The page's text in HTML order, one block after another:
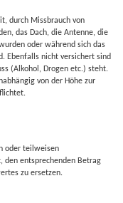
durch Missbrauch von
das Dach, die Antenne, die
oder während sich das
Ebenfalls nicht versichert sind
(Alkohol, Drogen etc.) steht.
von der Höhe zur
oder teilweisen
den entsprechenden Betrag
zu ersetzen.